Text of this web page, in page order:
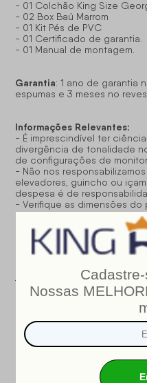
- 01 Colchão King Size
- 02 Box Baú Marrom
- 01 Kit Pés de PVC
- 01 Certificado de garantia.
- 01 Manual de montagem.
Garantia: 1 ano de garantia
espumas e 3 meses no
Informações Relevantes:
- É imprescindível ter
divergência de tonalidade
de configurações de
- Não nos
elevadores, guincho ou
despesa é de
- Verifique as dimensões
que o mesmo possa ser
e elevadores;
- Os objetos que decoram
produto;
- Prestamos assistência
fabricação.
Nosso produto é
CERTIFICADO DE